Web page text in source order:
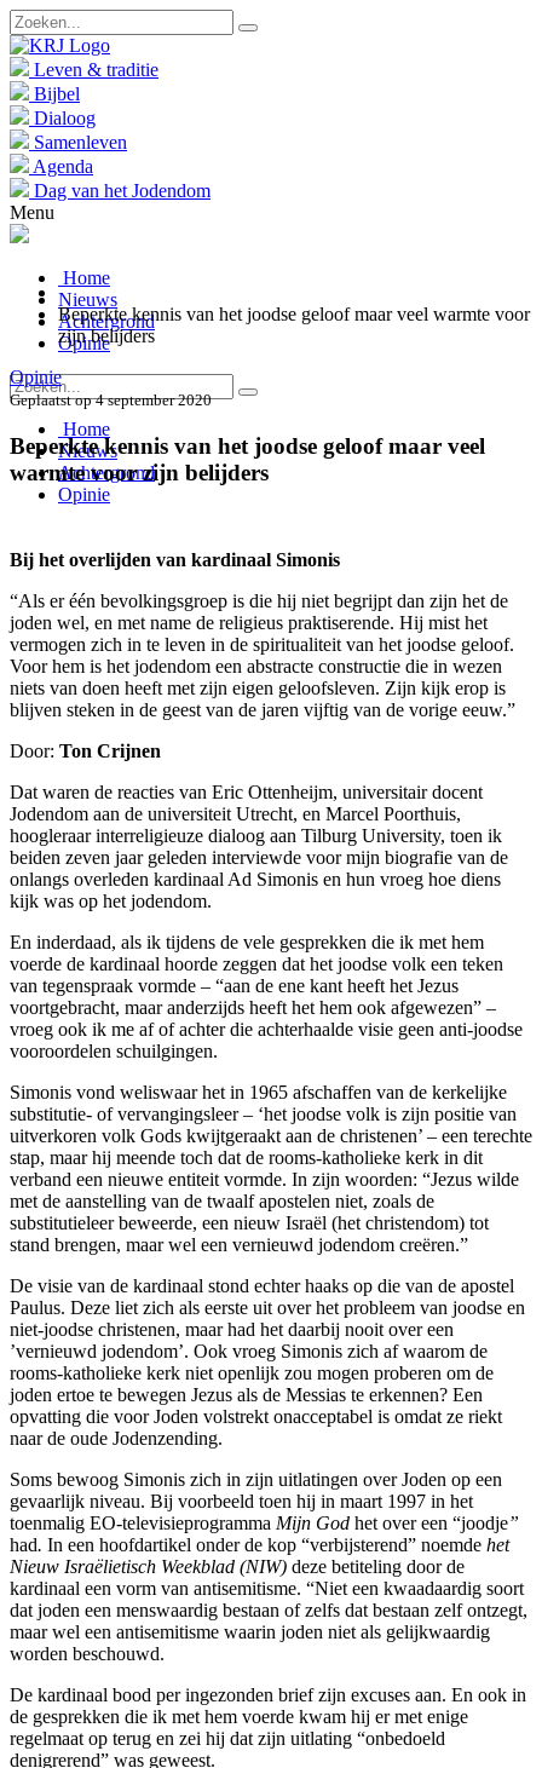
Leven & traditie
Bijbel
Dialoog
Samenleven
Agenda
Dag van het Jodendom
Menu
Home
Nieuws
Achtergrond
Opinie
Home
Nieuws
Achtergrond
Opinie
Beperkte kennis van het joodse geloof maar veel warmte voor
zijn belijders
Opinie
Geplaatst op 4 september 2020
Beperkte kennis van het joodse geloof maar veel
warmte voor zijn belijders
Bij het overlijden van kardinaal Simonis
“Als er één bevolkingsgroep is die hij niet begrijpt dan zijn het de
joden wel, en met name de religieus praktiserende. Hij mist het
vermogen zich in te leven in de spiritualiteit van het joodse geloof.
Voor hem is het jodendom een abstracte constructie die in wezen
niets van doen heeft met zijn eigen geloofsleven. Zijn kijk erop is
blijven steken in de geest van de jaren vijftig van de vorige eeuw.”
Door: Ton Crijnen
Dat waren de reacties van Eric Ottenheijm, universitair docent
Jodendom aan de universiteit Utrecht, en Marcel Poorthuis,
hoogleraar interreligieuze dialoog aan Tilburg University, toen ik
beiden zeven jaar geleden interviewde voor mijn biografie van de
onlangs overleden kardinaal Ad Simonis en hun vroeg hoe diens
kijk was op het jodendom.
En inderdaad, als ik tijdens de vele gesprekken die ik met hem
voerde de kardinaal hoorde zeggen dat het joodse volk een teken
van tegenspraak vormde – “aan de ene kant heeft het Jezus
voortgebracht, maar anderzijds heeft het hem ook afgewezen” –
vroeg ook ik me af of achter die achterhaalde visie geen anti-joodse
vooroordelen schuilgingen.
Simonis vond weliswaar het in 1965 afschaffen van de kerkelijke
substitutie- of vervangingsleer – ‘het joodse volk is zijn positie van
uitverkoren volk Gods kwijtgeraakt aan de christenen’ – een terechte
stap, maar hij meende toch dat de rooms-katholieke kerk in dit
verband een nieuwe entiteit vormde. In zijn woorden: “Jezus wilde
met de aanstelling van de twaalf apostelen niet, zoals de
substitutieleer beweerde, een nieuw Israël (het christendom) tot
stand brengen, maar wel een vernieuwd jodendom creëren.”
De visie van de kardinaal stond echter haaks op die van de apostel
Paulus. Deze liet zich als eerste uit over het probleem van joodse en
niet-joodse christenen, maar had het daarbij nooit over een
’vernieuwd jodendom’. Ook vroeg Simonis zich af waarom de
rooms-katholieke kerk niet openlijk zou mogen proberen om de
joden ertoe te bewegen Jezus als de Messias te erkennen? Een
opvatting die voor Joden volstrekt onacceptabel is omdat ze riekt
naar de oude Jodenzending.
Soms bewoog Simonis zich in zijn uitlatingen over Joden op een
gevaarlijk niveau. Bij voorbeeld toen hij in maart 1997 in het
toenmalig EO-televisieprogramma Mijn God het over een “joodje”
had. In een hoofdartikel onder de kop “verbijsterend” noemde het
Nieuw Israëlietisch Weekblad (NIW) deze betiteling door de
kardinaal een vorm van antisemitisme. “Niet een kwaadaardig soort
dat joden een menswaardig bestaan of zelfs dat bestaan zelf ontzegt,
maar wel een antisemitisme waarin joden niet als gelijkwaardig
worden beschouwd.
De kardinaal bood per ingezonden brief zijn excuses aan. En ook in
de gesprekken die ik met hem voerde kwam hij er met enige
regelmaat op terug en zei hij dat zijn uitlating “onbedoeld
denigrerend” was geweest.